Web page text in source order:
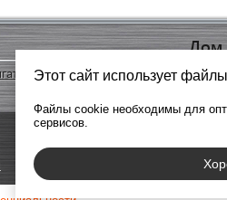
Лом
Этот сайт использует
Файлы cookie необходимы для
сервисов.